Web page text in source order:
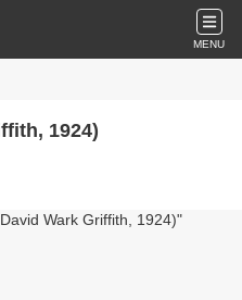
MENU
1924)